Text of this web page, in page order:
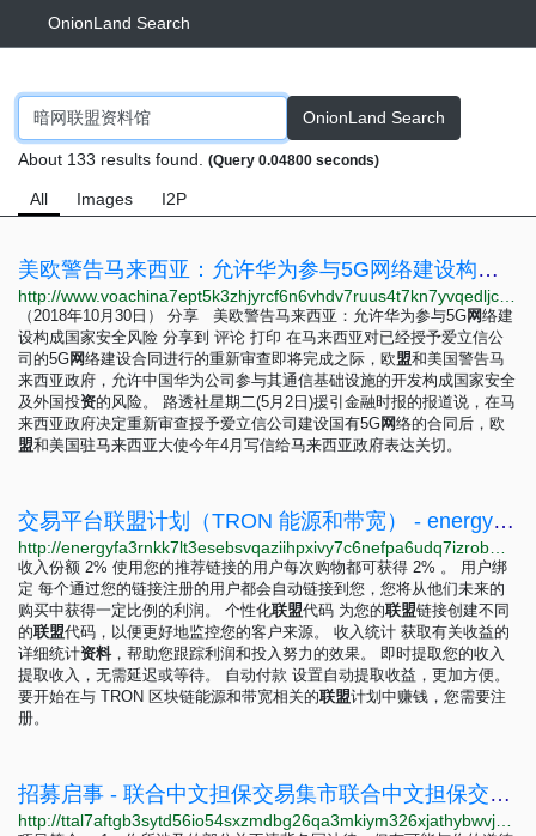
OnionLand Search
OnionLand Search
About 133 results found. (Query 0.04800 seconds)
All Images I2P
美欧警告马来西亚：允许华为参与5G网络建设构成国家安全风险
（2018年10月30日） 分享 美欧警告马来西亚：允许华为参与5G网络建
设构成国家安全风险 分享到 评论 打印 在马来西亚对已经授予爱立信公
司的5G网络建设合同进行的重新审查即将完成之际，欧盟和美国警告马
来西亚政府，允许中国华为公司参与其通信基础设施的开发构成国家安全
及外国投资的风险。 路透社星期二(5月2日)援引金融时报的报道说，在马
来西亚政府决定重新审查授予爱立信公司建设国有5G网络的合同后，欧
盟和美国驻马来西亚大使今年4月写信给马来西亚政府表达关切。
交易平台联盟计划（TRON 能源和带宽） - energyfa3rnkk7lt3esebsvqaziihpxivy7c6nefpa6udq7izrobm2id.onion
收入份额 2% 使用您的推荐链接的用户每次购物都可获得 2% 。 用户绑
定 每个通过您的链接注册的用户都会自动链接到您，您将从他们未来的
购买中获得一定比例的利润。 个性化联盟代码 为您的联盟链接创建不同
的联盟代码，以便更好地监控您的客户来源。 收入统计 获取有关收益的
详细统计资料，帮助您跟踪利润和投入努力的效果。 即时提取您的收入
提取收入，无需延迟或等待。 自动付款 设置自动提取收益，更加方便。
要开始在与 TRON 区块链能源和带宽相关的联盟计划中赚钱，您需要注
册。
招募启事 - 联合中文担保交易集市联合中文担保交易集市